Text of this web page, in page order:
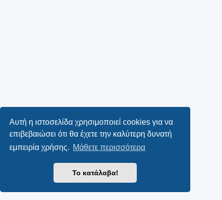
Αυτή η ιστοσελίδα χρησιμοποιεί cookies για να
επιβεβαιώσει ότι θα έχετε την καλύτερη δυνατή
εμπειρία χρήσης. Μάθετε περισσότερα
Το κατάλαβα!